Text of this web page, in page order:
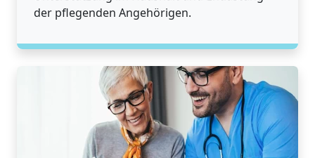
der pflegenden Angehörigen.